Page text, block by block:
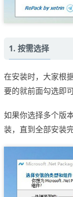
1. 按需选择
在安装时，大家根
要的就前面勾选即可
如果你选择多个版
装，直到全部安装完